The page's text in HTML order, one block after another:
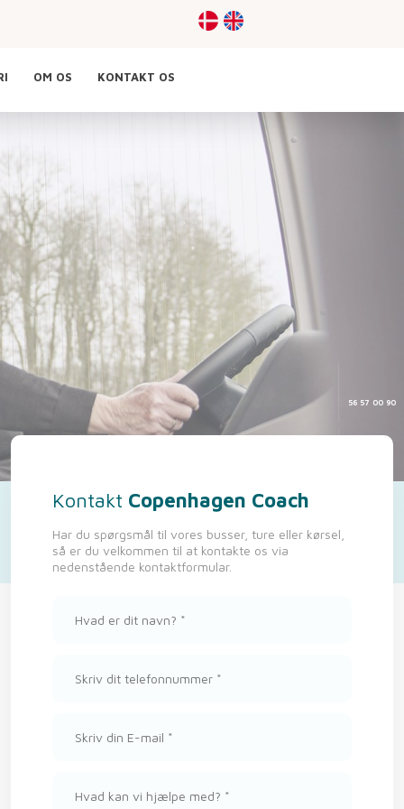
56 57 00 90
OM OS KONTAKT OSBESTIL TILBUD
Kont​akt Copenhagen Coach
​Har du spørgsmål til vores busser, ture eller kørsel,
så er du velkommen til at kontakte os via
nedenstående kontaktformular.